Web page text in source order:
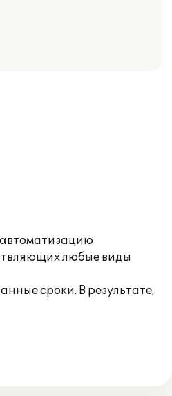
автоматизацию
любые виды
сроки. В результате,